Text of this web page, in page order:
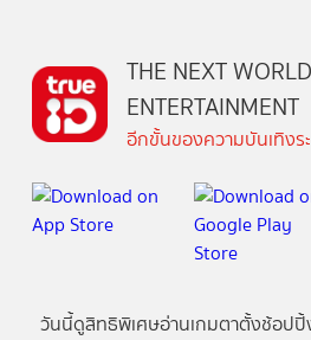
THE NEXT
ENTERTAINMENT
อีกขั้นของความบันเทิงร
วันนี้ดูสิทธิพิเศษอ่านเกมตาตั้งช้อปปิ้